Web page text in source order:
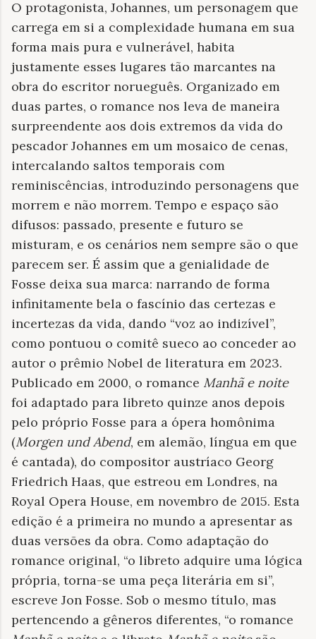
O protagonista, Johannes, um personagem que
carrega em si a complexidade humana em sua
forma mais pura e vulnerável, habita
justamente esses lugares tão marcantes na
obra do escritor norueguês. Organizado em
duas partes, o romance nos leva de maneira
surpreendente aos dois extremos da vida do
pescador Johannes em um mosaico de cenas,
intercalando saltos temporais com
reminiscências, introduzindo personagens que
morrem e não morrem. Tempo e espaço são
difusos: passado, presente e futuro se
misturam, e os cenários nem sempre são o que
parecem ser. É assim que a genialidade de
Fosse deixa sua marca: narrando de forma
infinitamente bela o fascínio das certezas e
incertezas da vida, dando “voz ao indizível”,
como pontuou o comitê sueco ao conceder ao
autor o prêmio Nobel de literatura em 2023.
Publicado em 2000, o romance Manhã e noite
foi adaptado para libreto quinze anos depois
pelo próprio Fosse para a ópera homônima
(Morgen und Abend, em alemão, língua em que
é cantada), do compositor austríaco Georg
Friedrich Haas, que estreou em Londres, na
Royal Opera House, em novembro de 2015. Esta
edição é a primeira no mundo a apresentar as
duas versões da obra. Como adaptação do
romance original, “o libreto adquire uma lógica
própria, torna-se uma peça literária em si”,
escreve Jon Fosse. Sob o mesmo título, mas
pertencendo a gêneros diferentes, “o romance